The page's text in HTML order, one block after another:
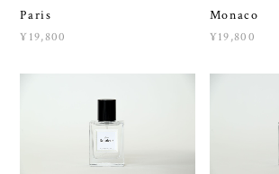
Paris
¥19,800
Monaco
¥19,800